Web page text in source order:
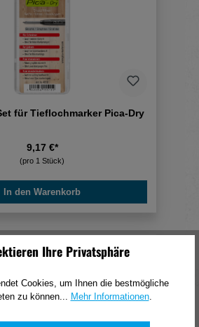
für Tieflochmarker Pica-Dry
9,17 €*
(pro 1 Stück)
In den Warenkorb
Ihre Privatsphäre
Cookies, um Ihnen die bestmögliche
zu können... Mehr Informationen.